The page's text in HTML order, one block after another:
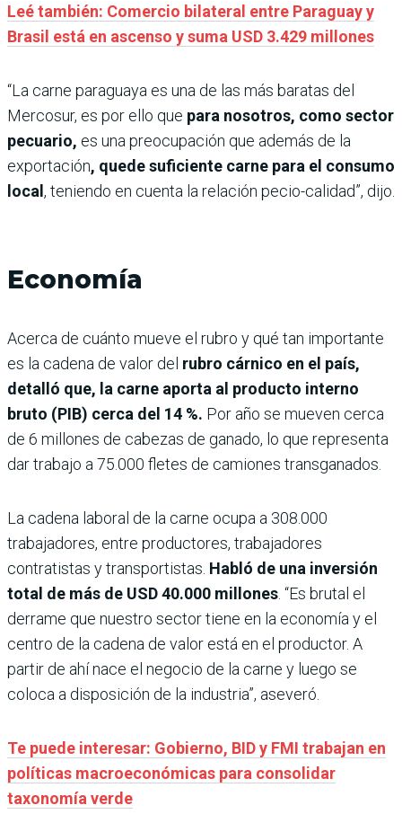
Leé también: Comercio bilateral entre Paraguay y
Brasil está en ascenso y suma USD 3.429 millones
“La carne paraguaya es una de las más baratas del
Mercosur, es por ello que para nosotros, como sector
pecuario, es una preocupación que además de la
exportación, quede suficiente carne para el consumo
local , teniendo en cuenta la relación pecio-calidad”, dijo.
Economía
Acerca de cuánto mueve el rubro y qué tan importante
es la cadena de valor del rubro cárnico en el país,
detalló que, la carne aporta al producto interno
bruto (PIB) cerca del 14 %. Por año se mueven cerca
de 6 millones de cabezas de ganado, lo que representa
dar trabajo a 75.000 fletes de camiones transganados.
La cadena laboral de la carne ocupa a 308.000
trabajadores, entre productores, trabajadores
contratistas y transportistas. Habló de una inversión
total de más de USD 40.000 millones . “Es brutal el
derrame que nuestro sector tiene en la economía y el
centro de la cadena de valor está en el productor. A
partir de ahí nace el negocio de la carne y luego se
coloca a disposición de la industria”, aseveró.
Te puede interesar: Gobierno, BID y FMI trabajan en
políticas macroeconómicas para consolidar
taxonomía verde